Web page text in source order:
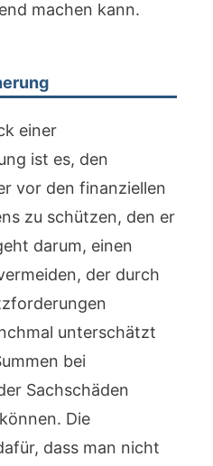
machen kann.
einer
ist es, den
vor den finanziellen
zu schützen, den er
darum, einen
der durch
unterschätzt
bei
Sachschäden
Die
dass man nicht